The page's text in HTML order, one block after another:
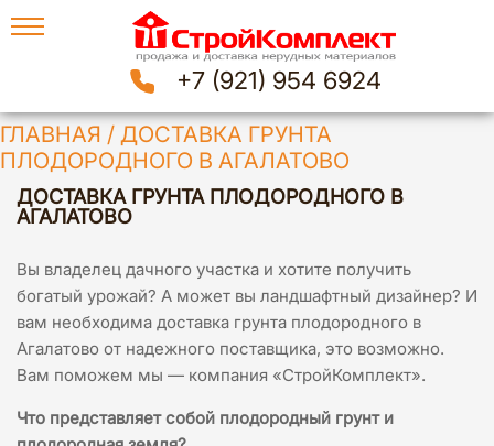
+7 (921) 954 6924
ГЛАВНАЯ / ДОСТАВКА ГРУНТА
ПЛОДОРОДНОГО В АГАЛАТОВО
ДОСТАВКА ГРУНТА ПЛОДОРОДНОГО В
АГАЛАТОВО
Вы владелец дачного участка и хотите получить
богатый урожай? А может вы ландшафтный дизайнер? И
вам необходима доставка грунта плодородного в
Агалатово от надежного поставщика, это возможно.
Вам поможем мы — компания «СтройКомплект».
Что представляет собой плодородный грунт и